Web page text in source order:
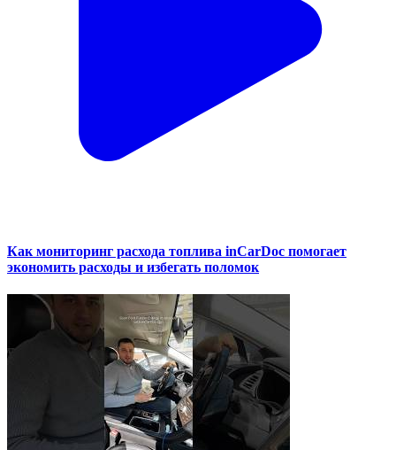
Как мониторинг расхода топлива inCarDoc помогает
экономить расходы и избегать поломок